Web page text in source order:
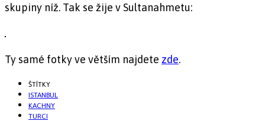
skupiny níž. Tak se žije v Sultanahmetu:
Ty samé fotky ve větším najdete zde.
ŠTÍTKY
ISTANBUL
KACHNY
TURCI